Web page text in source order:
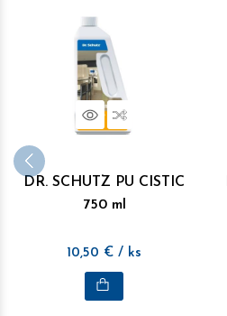
NáhľadPorovnať
DR. SCHUTZ PU CISTIC
750 ml
10,50 € / ks